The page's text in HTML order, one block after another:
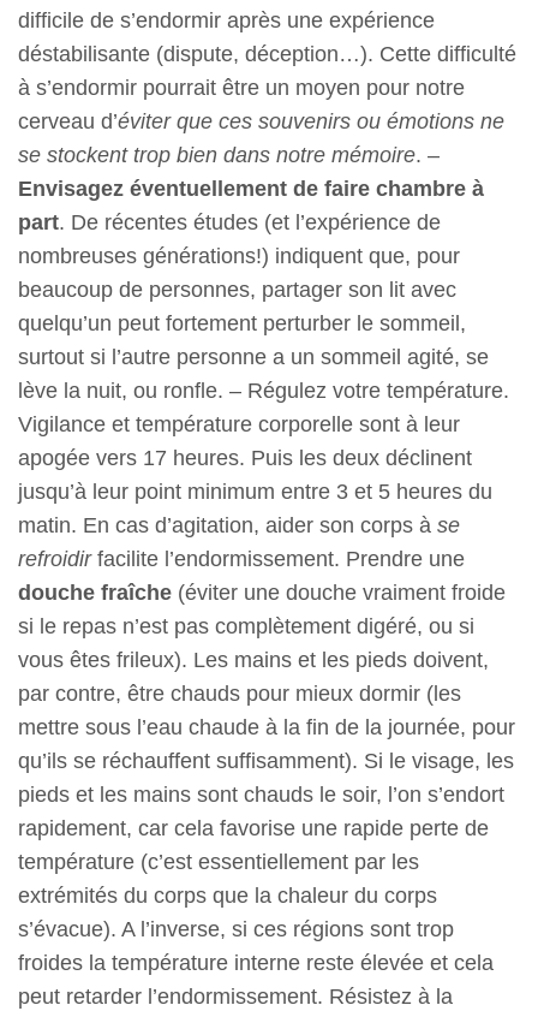
difficile de s’endormir après une expérience
déstabilisante (dispute, déception…). Cette difficulté
à s’endormir pourrait être un moyen pour notre
cerveau d’éviter que ces souvenirs ou émotions ne
se stockent trop bien dans notre mémoire. –
Envisagez éventuellement de faire chambre à
part. De récentes études (et l’expérience de
nombreuses générations!) indiquent que, pour
beaucoup de personnes, partager son lit avec
quelqu’un peut fortement perturber le sommeil,
surtout si l’autre personne a un sommeil agité, se
lève la nuit, ou ronfle. – Régulez votre température.
Vigilance et température corporelle sont à leur
apogée vers 17 heures. Puis les deux déclinent
jusqu’à leur point minimum entre 3 et 5 heures du
matin. En cas d’agitation, aider son corps à se
refroidirfacilite l’endormissement. Prendre une
douche fraîche (éviter une douche vraiment froide
si le repas n’est pas complètement digéré, ou si
vous êtes frileux). Les mains et les pieds doivent,
par contre, être chauds pour mieux dormir (les
mettre sous l’eau chaude à la fin de la journée, pour
qu’ils se réchauffent suffisamment). Si le visage, les
pieds et les mains sont chauds le soir, l’on s’endort
rapidement, car cela favorise une rapide perte de
température (c’est essentiellement par les
extrémités du corps que la chaleur du corps
s’évacue). A l’inverse, si ces régions sont trop
froides la température interne reste élevée et cela
peut retarder l’endormissement. Résistez à la